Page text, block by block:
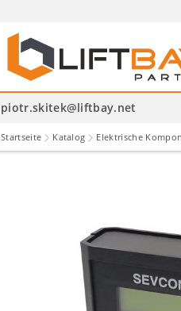
piotr.skitek@liftbay.net
Startseite Katalog Elektrische